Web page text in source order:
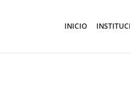
INICIO